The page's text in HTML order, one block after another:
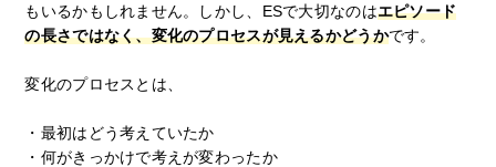
もいるかもしれません。しかし、ESで大切なのはエピソード
の長さではなく、変化のプロセスが見えるかどうかです。
変化のプロセスとは、
・最初はどう考えていたか
・何がきっかけで考えが変わったか